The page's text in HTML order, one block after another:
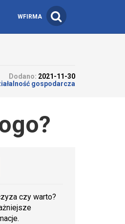
WFIRMA
Dodano: 2021-11-30
gospodarcza
czy warto?